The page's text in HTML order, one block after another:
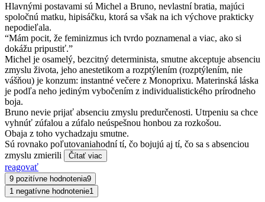
Hlavnými postavami sú Michel a Bruno, nevlastní bratia, majúci
spoločnú matku, hipisáčku, ktorá sa však na ich výchove prakticky
nepodieľala.
“Mám pocit, že feminizmus ich tvrdo poznamenal a viac, ako si
dokážu pripustiť.”
Michel je osamelý, bezcitný determinista, smutne akceptuje absenciu
zmyslu života, jeho anestetikom a rozptýlením (rozptýlením, nie
vášňou) je konzum: instantné večere z Monoprixu. Materinská láska
je podľa neho jediným vybočením z individualistického prírodneho
boja.
Bruno nevie prijať absenciu zmyslu predurčenosti. Utrpeniu sa chce
vyhnúť zúfalou a zúfalo neúspešnou honbou za rozkošou.
Obaja z toho vychadzaju smutne.
Sú rovnako poľutovaniahodní tí, čo bojujú aj tí, čo sa s absenciou
zmyslu zmierili
Čítať viac
reagovať
9 pozitívne hodnotenia9
1 negatívne hodnotenie1